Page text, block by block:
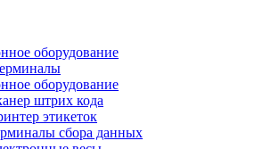
оборудование
оборудование
штрих кода
этикеток
сбора данных